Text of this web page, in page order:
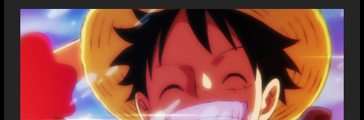
2
ESPAÑA
“Djokovic dice eso porque se está
haciendo mayor”: dura respuesta
de Fonseca a Novak
Agosto 7, 2026